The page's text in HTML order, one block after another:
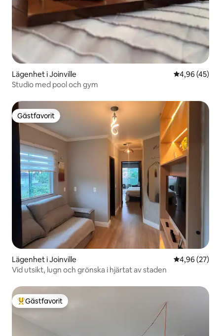
Lägenhet i Joinville 4,96 av 5 i
4,96 (45)
Studio med pool och gym
Gästfavorit
Gästfavorit
Lägenhet i Joinville 4,96 av 5 i
4,96 (27)
Vid utsikt, lugn och grönska i hjärtat av staden
Populär gästfavorit
Gästfavorit